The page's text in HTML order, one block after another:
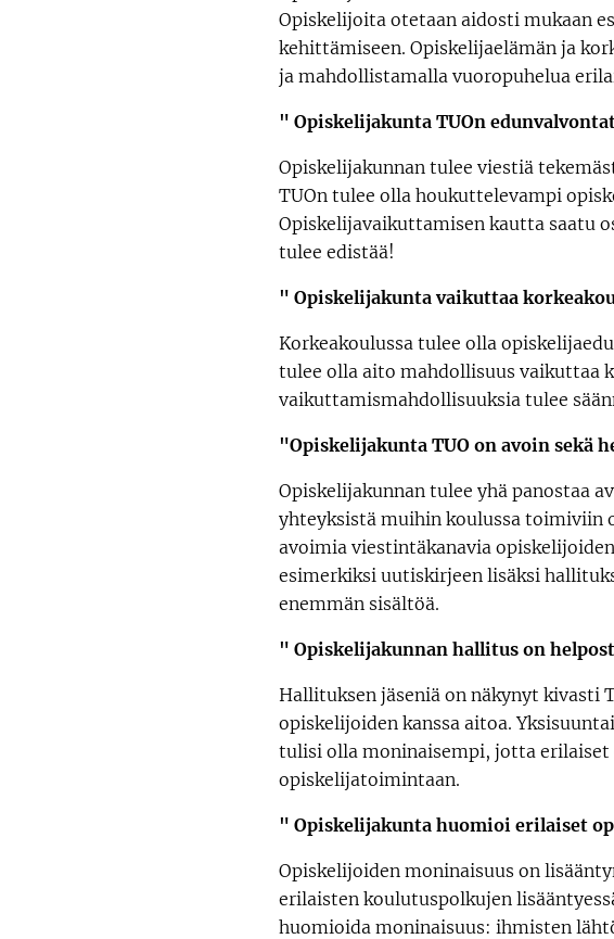
Opiskelijoita otetaan aidosti mukaan
kehittämiseen. Opiskelijaelämän ja
ja mahdollistamalla vuoropuhelua
" Opiskelijakunta TUOn
Opiskelijakunnan tulee viestiä
TUOn tulee olla houkuttelevampi
Opiskelijavaikuttamisen kautta saatu
tulee edistää!
" Opiskelijakunta vaikuttaa
Korkeakoulussa tulee olla
tulee olla aito mahdollisuus vaikuttaa
vaikuttamismahdollisuuksia tulee
"Opiskelijakunta TUO on avoin sekä
Opiskelijakunnan tulee yhä panostaa
yhteyksistä muihin koulussa toimiviin
avoimia viestintäkanavia
esimerkiksi uutiskirjeen lisäksi
enemmän sisältöä.
" Opiskelijakunnan hallitus on
Hallituksen jäseniä on näkynyt kivasti
opiskelijoiden kanssa aitoa.
tulisi olla moninaisempi, jotta
opiskelijatoimintaan.
" Opiskelijakunta huomioi erilaiset
Opiskelijoiden moninaisuus on
erilaisten koulutuspolkujen
huomioida moninaisuus: ihmisten